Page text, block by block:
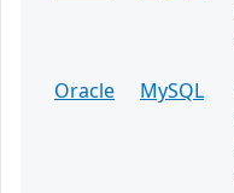
Oracle
MySQL